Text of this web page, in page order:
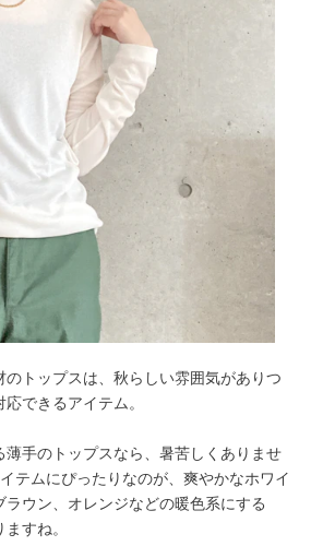
トップスは、秋らしい雰囲気がありつ
できるアイテム。
手のトップスなら、暑苦しくありませ
テムにぴったりなのが、爽やかなホワイ
ラウン、オレンジなどの暖色系にする
すね。